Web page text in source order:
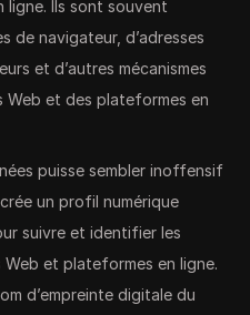
ligne. Ils sont souvent
de navigateur, d’adresses
et d’autres mécanismes
Web et des plateformes en
puisse sembler inoffensif
un profil numérique
suivre et identifier les
et plateformes en ligne.
d’empreinte digitale du